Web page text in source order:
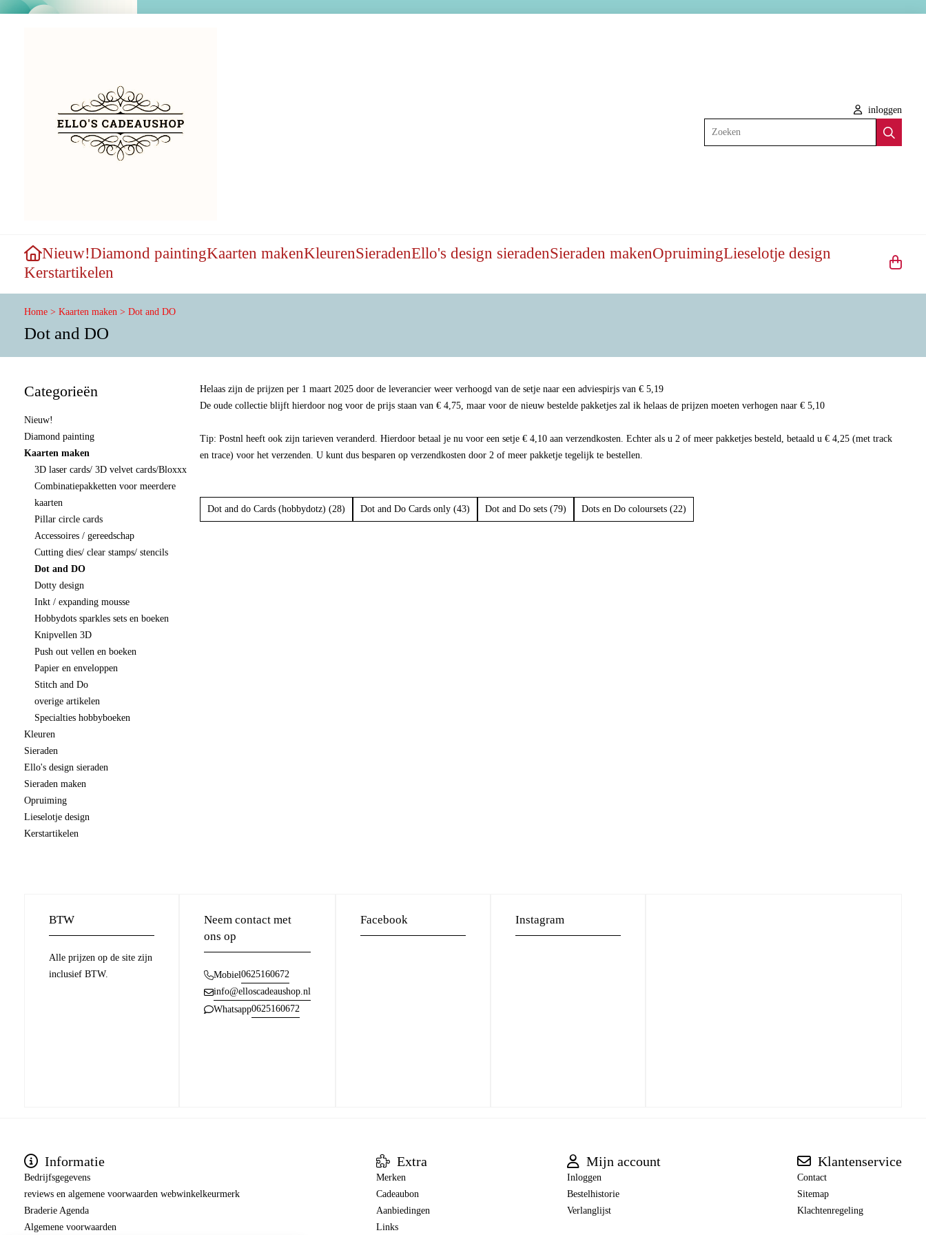
inloggen
Zoeken
Nieuw!Diamond paintingKaarten makenKleurenSieradenEllo's design sieradenSieraden makenOpruimingLieselotje design
Kerstartikelen
Home > Kaarten maken > Dot and DO
Dot and DO
Categorieën
Nieuw!
Diamond painting
Kaarten maken
3D laser cards/ 3D velvet cards/Bloxxx
Combinatiepakketten voor meerdere
kaarten
Pillar circle cards
Accessoires / gereedschap
Cutting dies/ clear stamps/ stencils
Dot and DO
Dotty design
Inkt / expanding mousse
Hobbydots sparkles sets en boeken
Knipvellen 3D
Push out vellen en boeken
Papier en enveloppen
Stitch and Do
overige artikelen
Specialties hobbyboeken
Kleuren
Sieraden
Ello's design sieraden
Sieraden maken
Opruiming
Lieselotje design
Kerstartikelen
Helaas zijn de prijzen per 1 maart 2025 door de leverancier weer verhoogd van de setje naar een adviespirjs van € 5,19
De oude collectie blijft hierdoor nog voor de prijs staan van € 4,75, maar voor de nieuw bestelde pakketjes zal ik helaas de prijzen moeten verhogen naar € 5,10
Tip: Postnl heeft ook zijn tarieven veranderd. Hierdoor betaal je nu voor een setje € 4,10 aan verzendkosten. Echter als u 2 of meer pakketjes besteld, betaald u € 4,25 (met track
en trace) voor het verzenden. U kunt dus besparen op verzendkosten door 2 of meer pakketje tegelijk te bestellen.
Dot and do Cards (hobbydotz) (28) Dot and Do Cards only (43) Dot and Do sets (79) Dots en Do coloursets (22)
BTW
Alle prijzen op de site zijn
inclusief BTW.
Neem contact met
ons op
Mobiel0625160672
info@elloscadeaushop.nl
Whatsapp0625160672
Facebook Instagram
Informatie
Bedrijfsgegevens
reviews en algemene voorwaarden webwinkelkeurmerk
Braderie Agenda
Algemene voorwaarden
Extra
Merken
Cadeaubon
Aanbiedingen
Links
Mijn account
Inloggen
Bestelhistorie
Verlanglijst
Klantenservice
Contact
Sitemap
Klachtenregeling